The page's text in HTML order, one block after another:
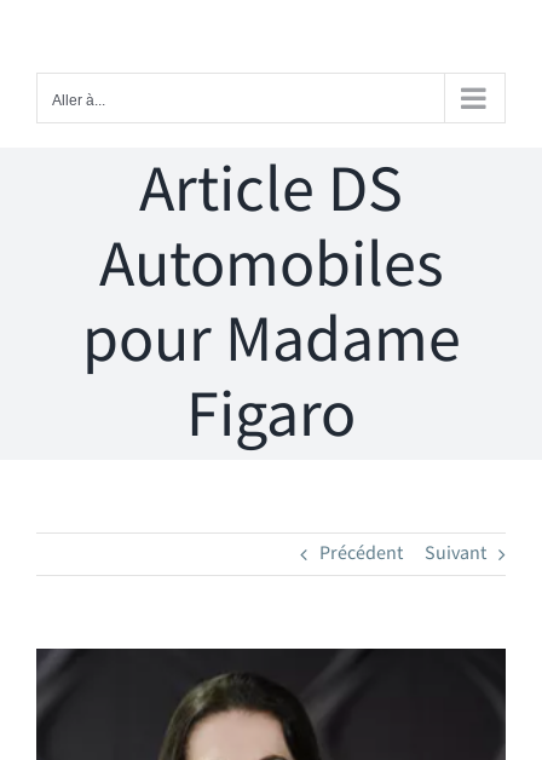
Aller à...
Article DS
Automobiles
pour Madame
Figaro
Précédent Suivant
Voir